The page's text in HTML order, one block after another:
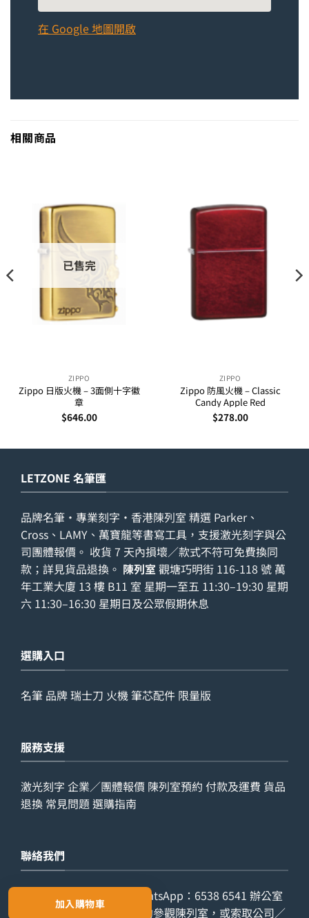
加入購物車
在 Google 地圖開啟
相關商品
已售完
ZIPPO
Zippo 日版火機 – 3面側十字徽
章
$646.00
ZIPPO
Zippo 防風火機 – Classic
Candy Apple Red
$278.00
LETZONE 名筆匯
品牌名筆・專業刻字・香港陳列室 精選 Parker、
Cross、LAMY、萬寶龍等書寫工具，支援激光刻字與公
司團體報價。 收貨 7 天內損壞／款式不符可免費換同
款；詳見貨品退換 。 陳列室 觀塘巧明街 116-118 號 萬
年工業大廈 13 樓 B11 室 星期一至五 11:30–19:30 星期
六 11:30–16:30 星期日及公眾假期休息
選購入口
名筆 品牌瑞士刀 火機筆芯配件 限量版
服務支援
激光刻字 企業／團體報價 陳列室預約 付款及運費 貨品
退換 常見問題 選購指南
聯絡我們
查詢電話： 9029 7975 WhatsApp： 6538 6541 辦公室
2861 8762 歡迎預約參觀陳列室，或索取公司／